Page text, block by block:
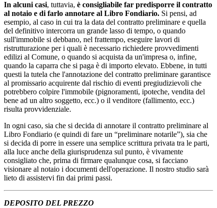
In alcuni casi, tuttavia, è consigliabile far predisporre il contratto
al notaio e di farlo annotare al Libro Fondiario. Si pensi, ad
esempio, al caso in cui tra la data del contratto preliminare e quella
del definitivo intercorra un grande lasso di tempo, o quando
sull'immobile si debbano, nel frattempo, eseguire lavori di
ristrutturazione per i quali è necessario richiedere provvedimenti
edilizi al Comune, o quando si acquista da un'impresa o, infine,
quando la caparra che si paga è di importo elevato. Ebbene, in tutti
questi la tutela che l'annotazione del contratto preliminare garantisce
al promissario acquirente dal rischio di eventi pregiudizievoli che
potrebbero colpire l'immobile (pignoramenti, ipoteche, vendita del
bene ad un altro soggetto, ecc.) o il venditore (fallimento, ecc.)
risulta provvidenziale.
In ogni caso, sia che si decida di annotare il contratto preliminare al
Libro Fondiario (e quindi di fare un “preliminare notarile”), sia che
si decida di porre in essere una semplice scrittura privata tra le parti,
alla luce anche della giurisprudenza sul punto, è vivamente
consigliato che, prima di firmare qualunque cosa, si facciano
visionare al notaio i documenti dell'operazione. Il nostro studio sarà
lieto di assistervi fin dai primi passi.
DEPOSITO DEL PREZZO